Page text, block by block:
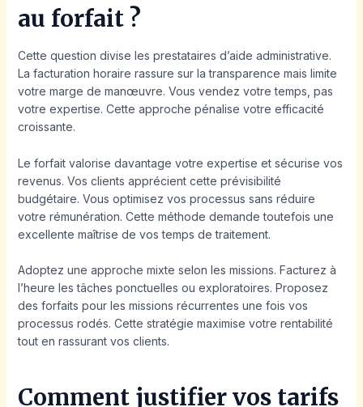
au forfait ?
Cette question divise les prestataires d’aide administrative.
La facturation horaire rassure sur la transparence mais limite
votre marge de manœuvre. Vous vendez votre temps, pas
votre expertise. Cette approche pénalise votre efficacité
croissante.
Le forfait valorise davantage votre expertise et sécurise vos
revenus. Vos clients apprécient cette prévisibilité
budgétaire. Vous optimisez vos processus sans réduire
votre rémunération. Cette méthode demande toutefois une
excellente maîtrise de vos temps de traitement.
Adoptez une approche mixte selon les missions. Facturez à
l’heure les tâches ponctuelles ou exploratoires. Proposez
des forfaits pour les missions récurrentes une fois vos
processus rodés. Cette stratégie maximise votre rentabilité
tout en rassurant vos clients.
Comment justifier vos tarifs